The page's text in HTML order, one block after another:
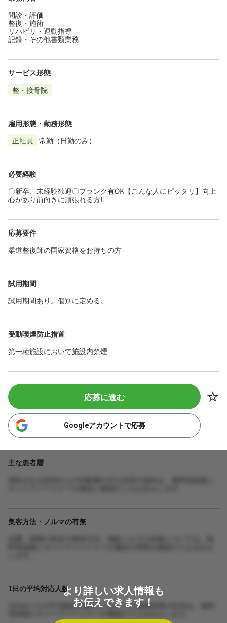
問診・評価
整復・施術
リハビリ・運動指導
記録・その他書類業務
サービス形態
整・接骨院
雇用形態・勤務形態
正社員
常勤（日勤のみ）
必要経験
〇新卒、未経験歓迎〇ブランク有OK【こんな人にピッタリ】向上
心があり前向きに頑張れる方!
応募要件
柔道整復師の国家資格をお持ちの方
試用期間
試用期間あり。個別に定める。
受動喫煙防止措置
第一種施設において施設内禁煙
応募に進む
Googleアカウントで応募
主な患者層
集客方法・ノルマの有無
1日の平均対応人数
1日あたりの平均施術人数や1人あたりの施術時間の目安は、無料
より詳しい求人情報も
お伝えできます！